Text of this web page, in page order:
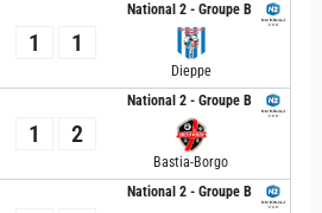
National 2 - Groupe B
1 1
Dieppe
National 2 - Groupe B
1 2
Bastia-Borgo
National 2 - Groupe B